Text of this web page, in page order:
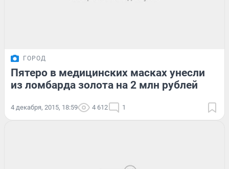
ГОРОД
Пятеро в медицинских масках унесли
из ломбарда золота на 2 млн рублей
4 декабря, 2015, 18:59 4 612 1